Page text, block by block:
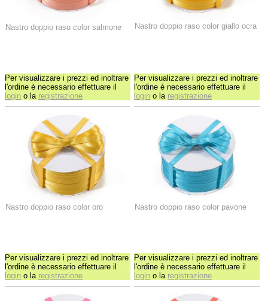
Nastro doppio raso color salmone
Per visualizzare i prezzi ed inoltrare
l'ordine è necessario effettuare il
login o la registrazione
Nastro doppio raso color giallo ocra
Per visualizzare i prezzi ed inoltrare
l'ordine è necessario effettuare il
login o la registrazione
Nastro doppio raso color oro
Per visualizzare i prezzi ed inoltrare
l'ordine è necessario effettuare il
login o la registrazione
Nastro doppio raso color pavone
Per visualizzare i prezzi ed inoltrare
l'ordine è necessario effettuare il
login o la registrazione